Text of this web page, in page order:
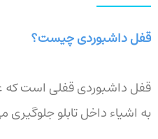
قفل داشبوردی چیست؟
قفل داشبوردی قفلی است که
به اشیاء داخل تابلو